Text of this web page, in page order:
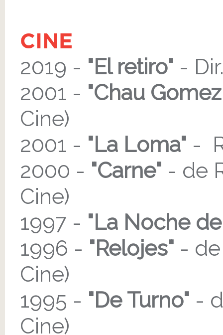
CINE
2019 - "El retiro" -
2001 - "Chau
Cine)
2001 - "La Loma" -
2000 - "Carne" - de
Cine)
1997 - "La Noche
1996 - "Relojes" -
Cine)
1995 - "De Turno" -
Cine)